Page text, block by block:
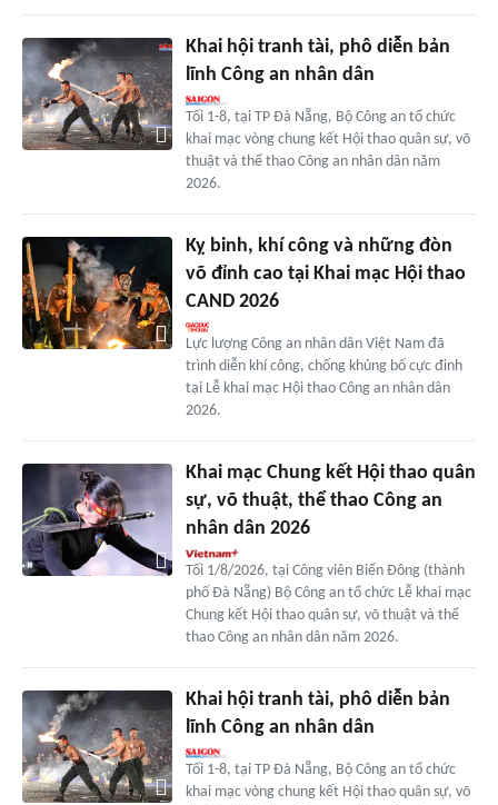
Khai hội tranh tài, phô diễn bản
lĩnh Công an nhân dân
Tối 1-8, tại TP Đà Nẵng, Bộ Công an tổ chức
khai mạc vòng chung kết Hội thao quân sự, võ
thuật và thể thao Công an nhân dân năm
2026.
Kỵ binh, khí công và những đòn
võ đỉnh cao tại Khai mạc Hội thao
CAND 2026
Lực lượng Công an nhân dân Việt Nam đã
trình diễn khí công, chống khủng bố cực đỉnh
tại Lễ khai mạc Hội thao Công an nhân dân
2026.
Khai mạc Chung kết Hội thao quân
sự, võ thuật, thể thao Công an
nhân dân 2026
Tối 1/8/2026, tại Công viên Biển Đông (thành
phố Đà Nẵng) Bộ Công an tổ chức Lễ khai mạc
Chung kết Hội thao quân sự, võ thuật và thể
thao Công an nhân dân năm 2026.
Khai hội tranh tài, phô diễn bản
lĩnh Công an nhân dân
Tối 1-8, tại TP Đà Nẵng, Bộ Công an tổ chức
khai mạc vòng chung kết Hội thao quân sự, võ